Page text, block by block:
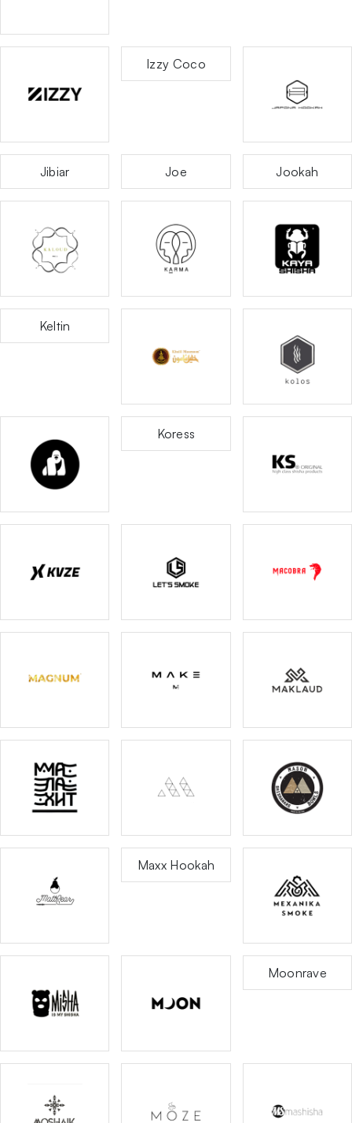
Izzy Coco
Jibiar Joe Jookah
Keltin
Koress
Maxx Hookah
Moonrave